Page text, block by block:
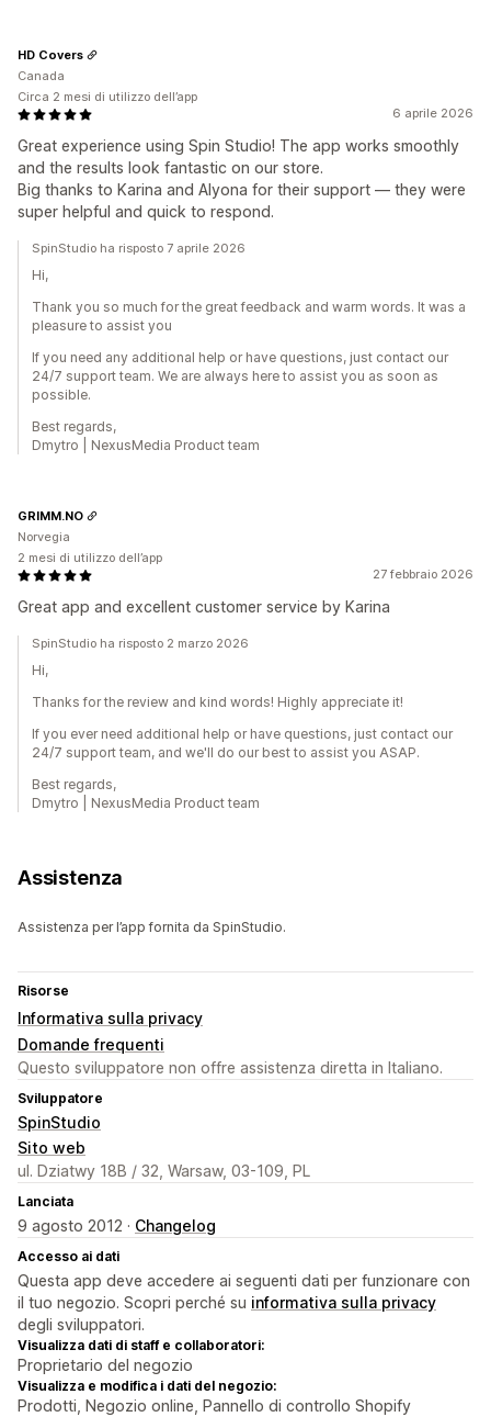
6 aprile 2026
Great experience using Spin Studio! The app works smoothly
and the results look fantastic on our store.
Big thanks to Karina and Alyona for their support — they were
super helpful and quick to respond.
HD Covers
Canada
Circa 2 mesi di utilizzo dell’app
SpinStudio ha risposto 7 aprile 2026
Hi,
Thank you so much for the great feedback and warm words. It was a
pleasure to assist you
If you need any additional help or have questions, just contact our
24/7 support team. We are always here to assist you as soon as
possible.
Best regards,
Dmytro | NexusMedia Product team
27 febbraio 2026
Great app and excellent customer service by Karina
GRIMM.NO
Norvegia
2 mesi di utilizzo dell’app
SpinStudio ha risposto 2 marzo 2026
Hi,
Thanks for the review and kind words! Highly appreciate it!
If you ever need additional help or have questions, just contact our
24/7 support team, and we'll do our best to assist you ASAP.
Best regards,
Dmytro | NexusMedia Product team
Assistenza
Assistenza per l’app fornita da SpinStudio.
Risorse
Informativa sulla privacy
Domande frequenti
Questo sviluppatore non offre assistenza diretta in Italiano.
Sviluppatore
SpinStudio
Sito web
ul. Dziatwy 18B / 32, Warsaw, 03-109, PL
Lanciata
9 agosto 2012 · Changelog
Accesso ai dati
Questa app deve accedere ai seguenti dati per funzionare con
il tuo negozio. Scopri perché su informativa sulla privacy
degli sviluppatori.
Visualizza dati di staff e collaboratori:
Proprietario del negozio
Visualizza e modifica i dati del negozio:
Prodotti, Negozio online, Pannello di controllo Shopify